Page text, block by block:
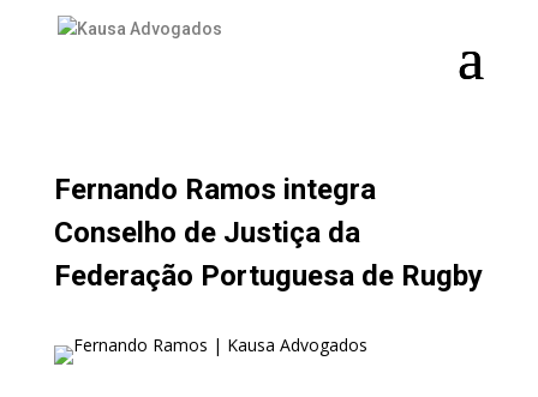
Fernando Ramos integra
Conselho de Justiça da
Federação Portuguesa de Rugby